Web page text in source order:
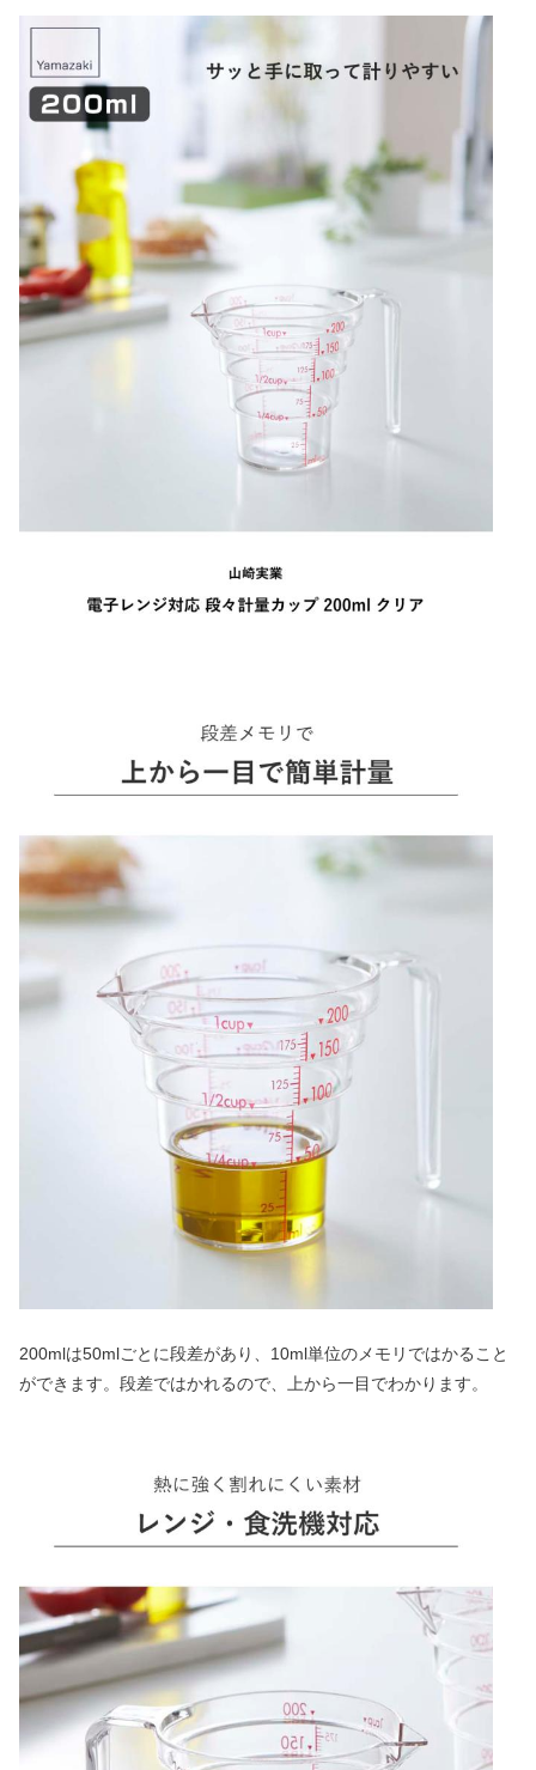
200mlは50mlごとに段差があり、10ml単位のメモリではかること
ができます。段差ではかれるので、上から一目でわかります。